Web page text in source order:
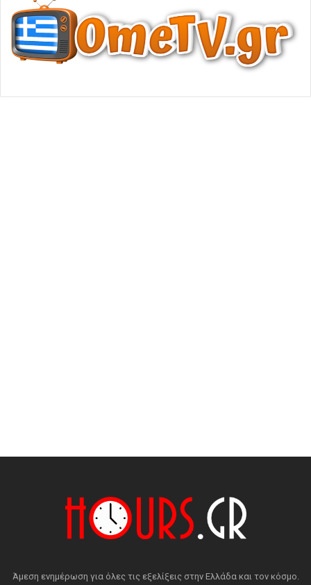
Άμεση ενημέρωση για όλες τις εξελίξεις στην Ελλάδα και τον κόσμο.